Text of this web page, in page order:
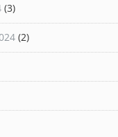
(3)
(2)